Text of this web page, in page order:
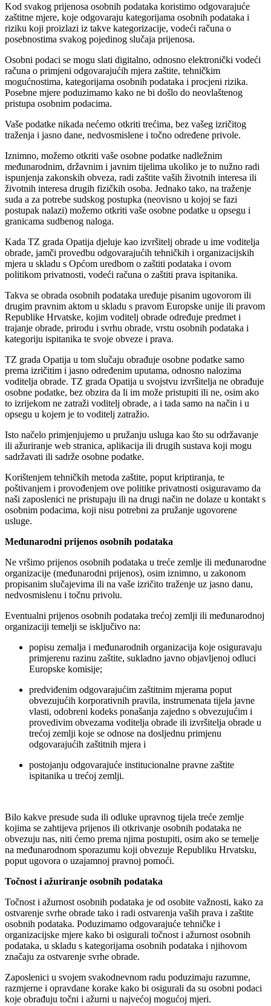
Kod svakog prijenosa osobnih podataka koristimo odgovarajuće
zaštitne mjere, koje odgovaraju kategorijama osobnih podataka i
riziku koji proizlazi iz takve kategorizacije, vodeći računa o
posebnostima svakog pojedinog slučaja prijenosa.
Osobni podaci se mogu slati digitalno, odnosno elektronički vodeći
računa o primjeni odgovarajućih mjera zaštite, tehničkim
mogućnostima, kategorijama osobnih podataka i procjeni rizika.
Posebne mjere poduzimamo kako ne bi došlo do neovlaštenog
pristupa osobnim podacima.
Vaše podatke nikada nećemo otkriti trećima, bez vašeg izričitog
traženja i jasno dane, nedvosmislene i točno određene privole.
Iznimno, možemo otkriti vaše osobne podatke nadležnim
međunarodnim, državnim i javnim tijelima ukoliko je to nužno radi
ispunjenja zakonskih obveza, radi zaštite vaših životnih interesa ili
životnih interesa drugih fizičkih osoba. Jednako tako, na traženje
suda a za potrebe sudskog postupka (neovisno u kojoj se fazi
postupak nalazi) možemo otkriti vaše osobne podatke u opsegu i
granicama sudbenog naloga.
Kada TZ grada Opatija djeluje kao izvršitelj obrade u ime voditelja
obrade, jamči provedbu odgovarajućih tehničkih i organizacijskih
mjera u skladu s Općom uredbom o zaštiti podataka i ovom
politikom privatnosti, vodeći računa o zaštiti prava ispitanika.
Takva se obrada osobnih podataka uređuje pisanim ugovorom ili
drugim pravnim aktom u skladu s pravom Europske unije ili pravom
Republike Hrvatske, kojim voditelj obrade određuje predmet i
trajanje obrade, prirodu i svrhu obrade, vrstu osobnih podataka i
kategoriju ispitanika te svoje obveze i prava.
TZ grada Opatija u tom slučaju obrađuje osobne podatke samo
prema izričitim i jasno određenim uputama, odnosno nalozima
voditelja obrade. TZ grada Opatija u svojstvu izvršitelja ne obrađuje
osobne podatke, bez obzira da li im može pristupiti ili ne, osim ako
to izrijekom ne zatraži voditelj obrade, a i tada samo na način i u
opsegu u kojem je to voditelj zatražio.
Isto načelo primjenjujemo u pružanju usluga kao što su održavanje
ili ažuriranje web stranica, aplikacija ili drugih sustava koji mogu
sadržavati ili sadrže osobne podatke.
Korištenjem tehničkih metoda zaštite, poput kriptiranja, te
poštivanjem i provođenjem ove politike privatnosti osiguravamo da
naši zaposlenici ne pristupaju ili na drugi način ne dolaze u kontakt s
osobnim podacima, koji nisu potrebni za pružanje ugovorene
usluge.
Međunarodni prijenos osobnih podataka
Ne vršimo prijenos osobnih podataka u treće zemlje ili međunarodne
organizacije (međunarodni prijenos), osim iznimno, u zakonom
propisanim slučajevima ili na vaše izričito traženje uz jasno danu,
nedvosmislenu i točnu privolu.
Eventualni prijenos osobnih podataka trećoj zemlji ili međunarodnoj
organizaciji temelji se isključivo na:
popisu zemalja i međunarodnih organizacija koje osiguravaju
primjerenu razinu zaštite, sukladno javno objavljenoj odluci
Europske komisije;
predviđenim odgovarajućim zaštitnim mjerama poput
obvezujućih korporativnih pravila, instrumenata tijela javne
vlasti, odobreni kodeks ponašanja zajedno s obvezujućim i
provedivim obvezama voditelja obrade ili izvršitelja obrade u
trećoj zemlji koje se odnose na dosljednu primjenu
odgovarajućih zaštitnih mjera i
postojanju odgovarajuće institucionalne pravne zaštite
ispitanika u trećoj zemlji.
Bilo kakve presude suda ili odluke upravnog tijela treće zemlje
kojima se zahtijeva prijenos ili otkrivanje osobnih podataka ne
obvezuju nas, niti ćemo prema njima postupiti, osim ako se temelje
na međunarodnom sporazumu koji obvezuje Republiku Hrvatsku,
poput ugovora o uzajamnoj pravnoj pomoći.
Točnost i ažuriranje osobnih podataka
Točnost i ažurnost osobnih podataka je od osobite važnosti, kako za
ostvarenje svrhe obrade tako i radi ostvarenja vaših prava i zaštite
osobnih podataka. Poduzimamo odgovarajuće tehničke i
organizacijske mjere kako bi osigurali točnost i ažurnost osobnih
podataka, u skladu s kategorijama osobnih podataka i njihovom
značaju za ostvarenje svrhe obrade.
Zaposlenici u svojem svakodnevnom radu poduzimaju razumne,
razmjerne i opravdane korake kako bi osigurali da su osobni podaci
koje obrađuju točni i ažurni u najvećoj mogućoj mjeri.